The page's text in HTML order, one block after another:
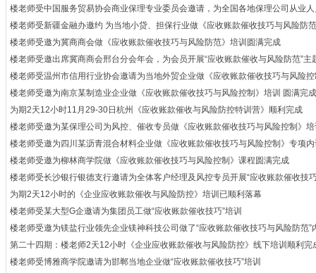
楼老师受中国服务贸易协会商业保理专业委员会邀请，为全国各地保理公司从业
楼老师受新疆金融办邀约 为当地小贷、担保行业做《应收账款催收技巧与风险防
楼老师受邀为冀商商会做《应收账款催收技巧与风险防范》培训圆满完成
楼老师受邀出席冀商商会邢台分会年会，为会员开展“应收账款催收与风险防范”主
楼老师受温州市信用行业协会邀请为当地外贸企业做《应收账款催收技巧与风险
楼老师受邀为南京某制造业企业做《应收账款催收技巧与风险控制》培训 圆满完成
为期2天12小时11月29-30日杭州《应收账款催收与风险防控特训营》顺利完成
楼老师受邀为某保理公司为风控、催收专员做《应收账款催收技巧与风险控制》
楼老师受邀为四川某沥青混合材料企业做《应收账款催收技巧与风险控制》专项
楼老师受邀为柳林商学院做《应收账款催收技巧与风险控制》课程圆满完成
楼老师受长沙银行银德支行邀请为全体客户经理及风控专员开展“应收账款催收技
为期2天12小时的《企业应收账款催收与风险防控》培训已顺利落幕
楼老师受某大型G企邀请为集团员工做“应收账款催收技巧”培训
楼老师受邀为镁盐行业领先企业镁神科技公司做了“应收账款催收技巧与风险防范”
第二十四期：楼老师2天12小时《企业应收账款催收与风险防控》线下培训顺利完
楼老师受博雅商学院邀请为邯郸当地企业做“应收账款催收技巧”培训